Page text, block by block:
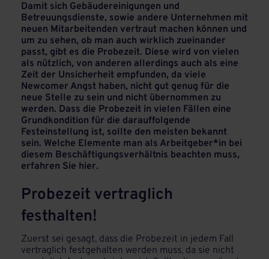
Damit sich Gebäudereinigungen und
Betreuungsdienste, sowie andere Unternehmen mit
neuen Mitarbeitenden vertraut machen können und
um zu sehen, ob man auch wirklich zueinander
passt, gibt es die Probezeit. Diese wird von vielen
als nützlich, von anderen allerdings auch als eine
Zeit der Unsicherheit empfunden, da viele
Newcomer Angst haben, nicht gut genug für die
neue Stelle zu sein und nicht übernommen zu
werden. Dass die Probezeit in vielen Fällen eine
Grundkondition für die darauffolgende
Festeinstellung ist, sollte den meisten bekannt
sein. Welche Elemente man als Arbeitgeber*in bei
diesem Beschäftigungsverhältnis beachten muss,
erfahren Sie hier.
Probezeit vertraglich
festhalten!
Zuerst sei gesagt, dass die Probezeit in jedem Fall
vertraglich festgehalten werden muss, da sie nicht